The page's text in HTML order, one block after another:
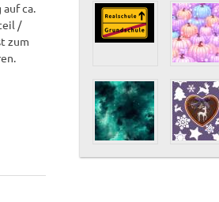
ca.
/
zum